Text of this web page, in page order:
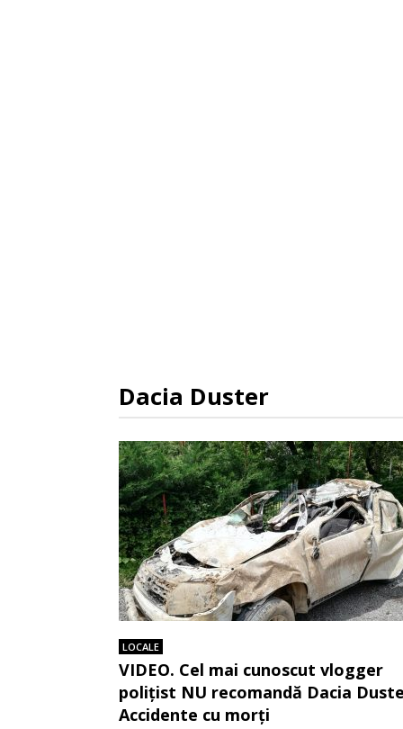
Dacia Duster
LOCALE
VIDEO. Cel mai cunoscut vlogger
poliţist NU recomandă Dacia
Accidente cu morţi